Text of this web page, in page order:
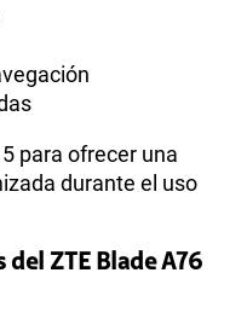
para ofrecer una
durante el uso
ZTE Blade A76